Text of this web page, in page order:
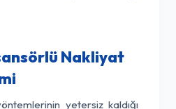
Nakliyat
yetersiz kaldığı